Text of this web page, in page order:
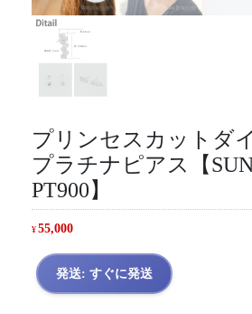
プリンセスカットダ
プラチナピアス【
PT900】
¥ 55,000
発送: すぐに発送